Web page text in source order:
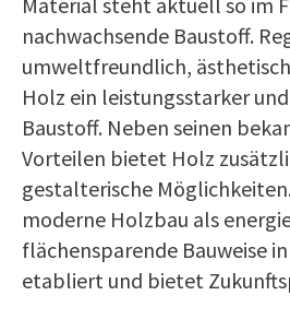
nachwachsende Baustoff.
umweltfreundlich,
Holz ein leistungsstarker
Baustoff. Neben seinen
Vorteilen bietet Holz
gestalterische
moderne Holzbau als
flächensparende Bauweise
etabliert und bietet